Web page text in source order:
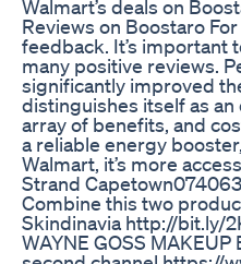
Walmart’s deals on
Reviews on Boostaro
feedback. It’s important
many positive reviews.
significantly improved
distinguishes itself as
array of benefits, and
a reliable energy
Walmart, it’s more
Strand
Combine this two
Skindinavia http://bit.ly/
WAYNE GOSS